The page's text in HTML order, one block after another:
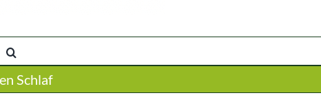
Schlaf